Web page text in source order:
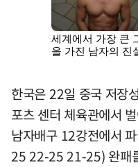
한국은 22일 중국 저장
포츠 센터 체육관에서
남자배구 12강전에서
25 22-25 21-25) 완패